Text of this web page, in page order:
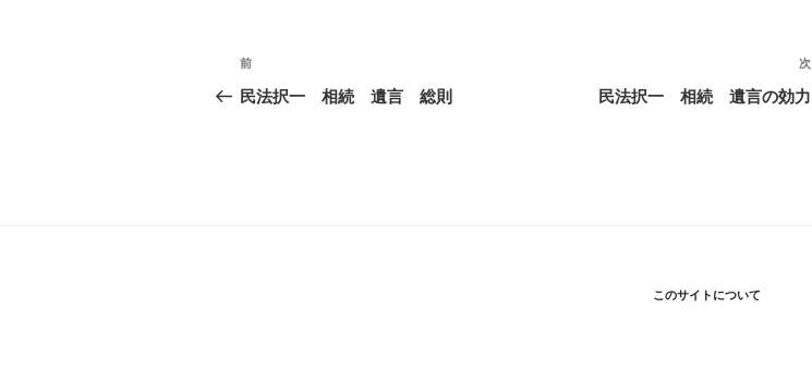
投
稿
過
去
前
民法択一 相続 遺言 総則
次
民法択一 相続 遺言の効力
このサイトについて